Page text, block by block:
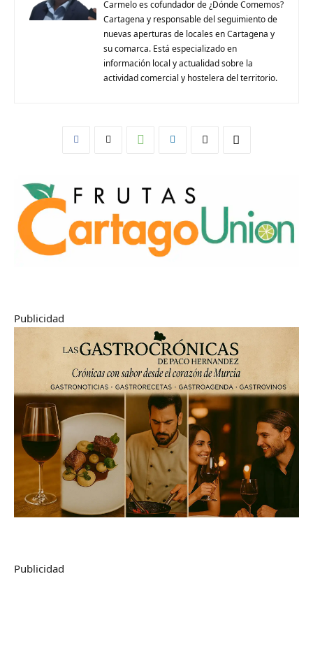
Carmelo es cofundador de ¿Dónde Comemos?
Cartagena y responsable del seguimiento de
nuevas aperturas de locales en Cartagena y
su comarca. Está especializado en
información local y actualidad sobre la
actividad comercial y hostelera del territorio.
Publicidad
Publicidad